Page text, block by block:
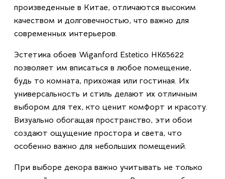
произведенные в Китае, отличаются высоким
качеством и долговечностью, что важно для
современных интерьеров.
Эстетика обоев Wiganford Estetico HK65622
позволяет им вписаться в любое помещение,
будь то комната, прихожая или гостиная. Их
универсальность и стиль делают их отличным
выбором для тех, кто ценит комфорт и красоту.
Визуально обогащая пространство, эти обои
создают ощущение простора и света, что
особенно важно для небольших помещений.
При выборе декора важно учитывать не только